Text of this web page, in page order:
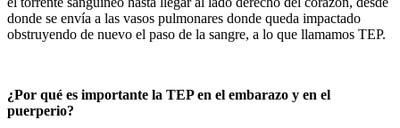
donde se envía a las vasos pulmonares donde queda impactado
obstruyendo de nuevo el paso de la sangre, a lo que llamamos TEP.
¿Por qué es importante la TEP en el embarazo y en el
puerperio?